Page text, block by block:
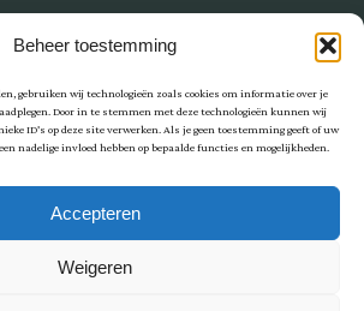
Beheer toestemming
gebruiken wij technologieën zoals cookies om informatie over je
Door in te stemmen met deze technologieën kunnen wij
ID's op deze site verwerken. Als je geen toestemming geeft of uw
nadelige invloed hebben op bepaalde functies en mogelijkheden.
Accepteren
Weigeren